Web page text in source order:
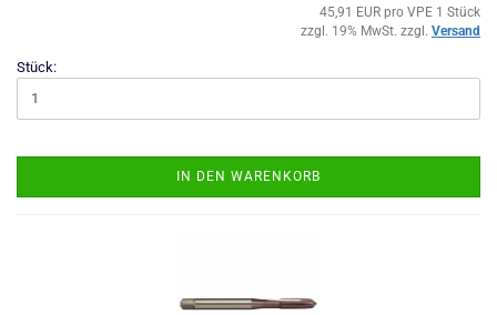
45,91 EUR pro VPE 1 Stück
zzgl. 19% MwSt. zzgl. Versand
Stück:
IN DEN WARENKORB